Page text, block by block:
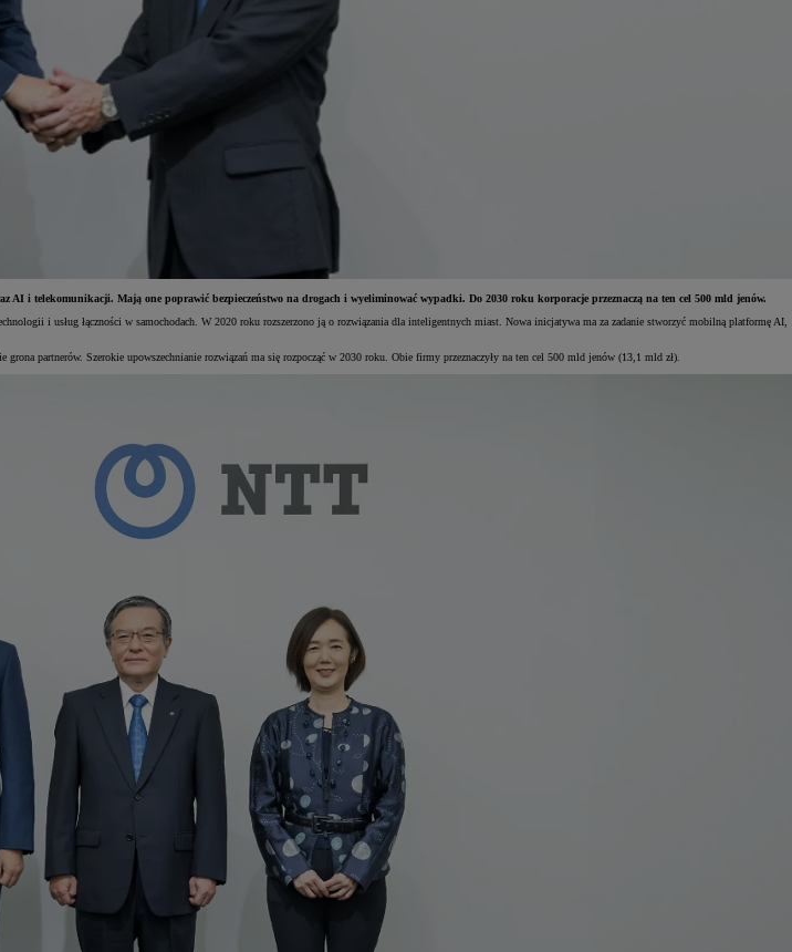
i telekomunikacji. Mają one poprawić bezpieczeństwo na drogach i wyeliminować wypadki. Do 2030 roku korporacje przeznaczą na ten cel 500 mld jenów.
i usług łączności w samochodach. W 2020 roku rozszerzono ją o rozwiązania dla inteligentnych miast. Nowa inicjatywa ma za zadanie stworzyć mobilną platformę AI,
partnerów. Szerokie upowszechnianie rozwiązań ma się rozpocząć w 2030 roku. Obie firmy przeznaczyły na ten cel 500 mld jenów (13,1 mld zł).